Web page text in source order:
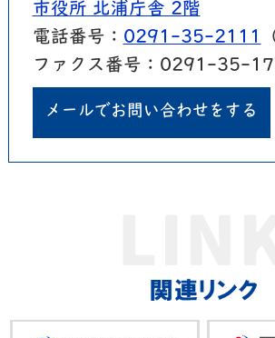
市役所 北浦庁舎 2階
電話番号： 0291-35-2111
ファクス番号：0291-35-
メールでお問い合わせをする